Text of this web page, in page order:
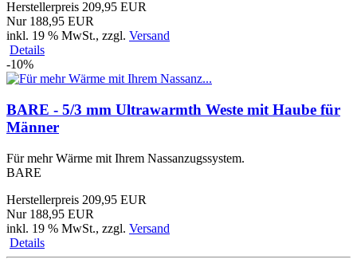
Herstellerpreis 209,95 EUR
Nur 188,95 EUR
inkl. 19 % MwSt., zzgl. Versand
Details
-10%
BARE - 5/3 mm Ultrawarmth Weste mit Haube für
Männer
Für mehr Wärme mit Ihrem Nassanzugssystem.
BARE
Herstellerpreis 209,95 EUR
Nur 188,95 EUR
inkl. 19 % MwSt., zzgl. Versand
Details